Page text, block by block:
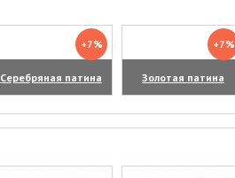
Серебряная патина
+7%
Золотая патина
+7%